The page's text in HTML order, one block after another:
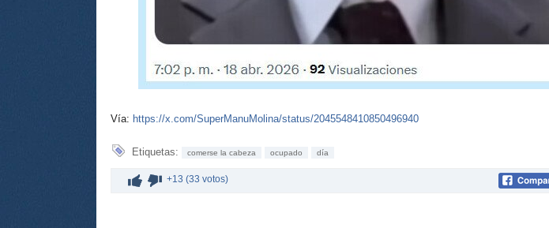
Vía: https://x.com/SuperManuMolina/status/2045548410850496940
Etiquetas: comerse la cabeza ocupado día
+13 (33 votos)